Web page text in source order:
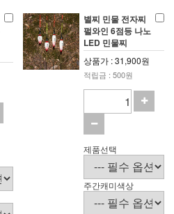
별찌 민물 전자찌
펄와인 6점등 나노
LED 민물찌
상품가 : 31,900원
적립금 : 500원
제품선택
주간캐미색상